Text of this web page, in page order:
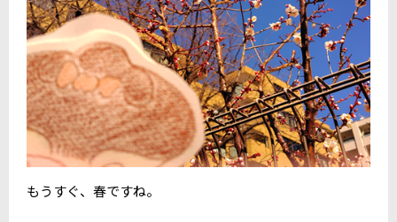
もうすぐ、春ですね。